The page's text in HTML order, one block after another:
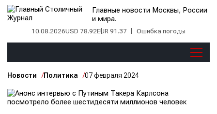
Главные новости Москвы, России
и мира.
10.08.2026USD 78.92EUR 91.37 Ошибка погоды
Новости Политика 07 февраля 2024